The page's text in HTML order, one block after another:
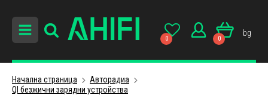
0 0
bg
Начална страница
Авторадиa
QI безжични зарядни устройства